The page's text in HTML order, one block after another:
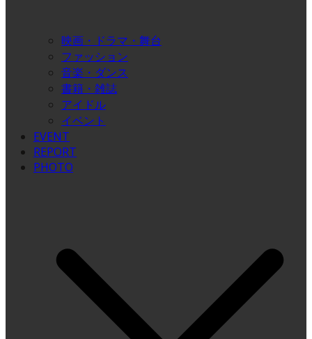
映画・ドラマ・舞台
ファッション
音楽・ダンス
書籍・雑誌
アイドル
イベント
EVENT
REPORT
PHOTO